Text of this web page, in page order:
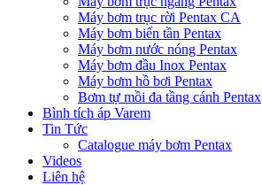
Máy bơm trục rời Pentax CA
Máy bơm biến tần Pentax
Máy bơm nước nóng Pentax
Máy bơm đầu Inox Pentax
Máy bơm hồ bơi Pentax
Bơm tự mồi đa tầng cánh Pentax
Bình tích áp Varem
Tin Tức
Catalogue máy bơm Pentax
Videos
Liên hệ